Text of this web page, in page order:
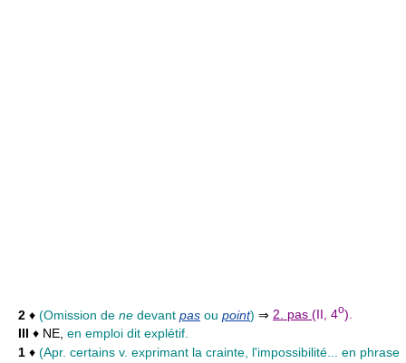
2 ♦ (Omission de ne devant pas ou point) ⇒ 2. pas (II, 4o).
III ♦ NE, en emploi dit explétif.
1 ♦ (Apr. certains v. exprimant la crainte, l'impossibilité... en phrase